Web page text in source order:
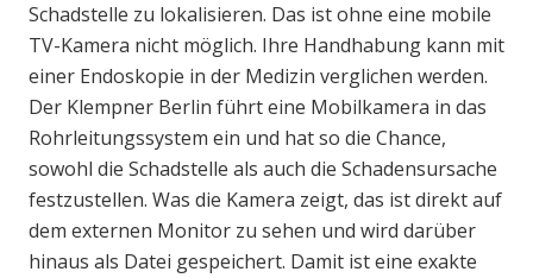
Schadstelle zu lokalisieren. Das ist ohne eine mobile
TV-Kamera nicht möglich. Ihre Handhabung kann mit
einer Endoskopie in der Medizin verglichen werden.
Der Klempner Berlin führt eine Mobilkamera in das
Rohrleitungssystem ein und hat so die Chance,
sowohl die Schadstelle als auch die Schadensursache
festzustellen. Was die Kamera zeigt, das ist direkt auf
dem externen Monitor zu sehen und wird darüber
hinaus als Datei gespeichert. Damit ist eine exakte